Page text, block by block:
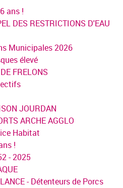
ans !
DES RESTRICTIONS D'EAU
Municipales 2026
élevé
FRELONS
JOURDAN
ARCHE AGGLO
Habitat
!
- 2025
- Détenteurs de Porcs